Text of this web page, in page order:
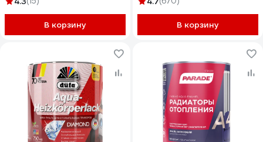
В корзину В корзину